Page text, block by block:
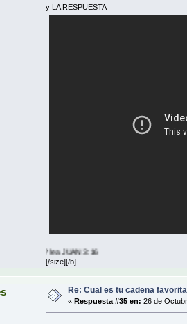
y LA RESPUESTA
JUAN 3:16
[/size][/b]
Re: Cual es tu cadena
« Respuesta #35 en: 26 de